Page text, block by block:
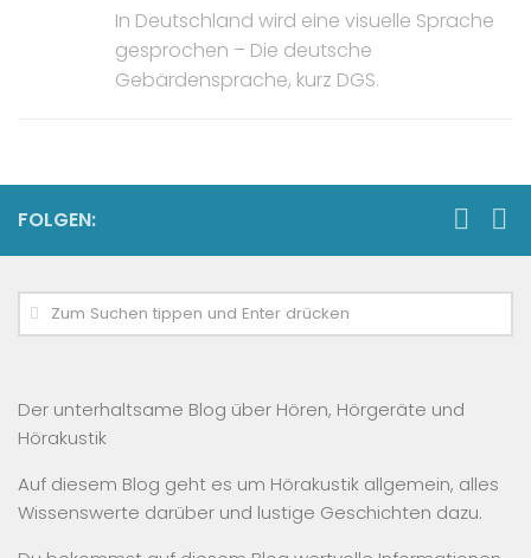
In Deutschland wird eine visuelle Sprache
gesprochen – Die deutsche
Gebärdensprache, kurz DGS.
FOLGEN:
Der unterhaltsame Blog über Hören, Hörgeräte und
Hörakustik
Auf diesem Blog geht es um Hörakustik allgemein, alles
Wissenswerte darüber und lustige Geschichten dazu.